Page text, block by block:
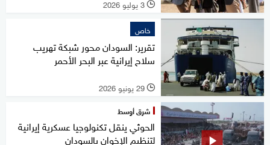
l 3 يوليو 2026
خاص
تقرير: السودان محور شبكة تهريب
سلاح إيرانية عبر البحر الأحمر
l 29 يونيو 2026
شرق أوسط
الحوثي ينقل تكنولوجيا عسكرية إيرانية
لتنظيم الإخوان بالسودان